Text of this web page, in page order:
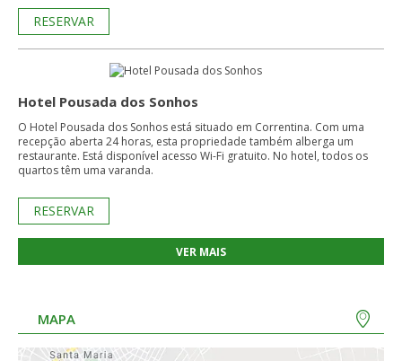
RESERVAR
Hotel Pousada dos Sonhos
O Hotel Pousada dos Sonhos está situado em Correntina. Com uma
recepção aberta 24 horas, esta propriedade também alberga um
restaurante. Está disponível acesso Wi-Fi gratuito. No hotel, todos os
quartos têm uma varanda.
RESERVAR
VER MAIS
MAPA